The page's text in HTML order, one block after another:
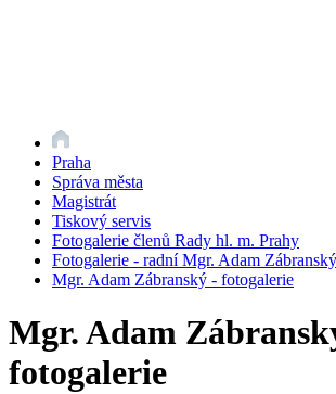
Praha
Správa města
Magistrát
Tiskový servis
Fotogalerie členů Rady hl. m. Prahy
Fotogalerie - radní Mgr. Adam Zábranský
Mgr. Adam Zábranský - fotogalerie
Mgr. Adam
fotogalerie